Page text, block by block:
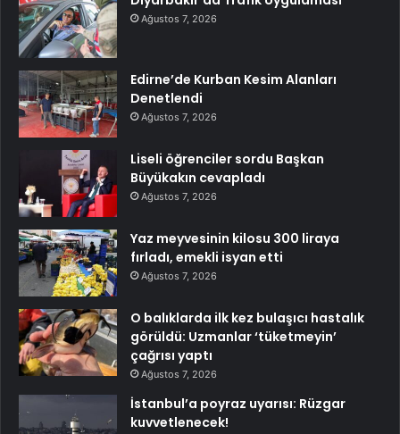
Ağustos 7, 2026
Edirne’de Kurban Kesim Alanları
Denetlendi
Ağustos 7, 2026
Liseli öğrenciler sordu Başkan
Büyükakın cevapladı
Ağustos 7, 2026
Yaz meyvesinin kilosu 300 liraya
fırladı, emekli isyan etti
Ağustos 7, 2026
O balıklarda ilk kez bulaşıcı hastalık
görüldü: Uzmanlar ‘tüketmeyin’
çağrısı yaptı
Ağustos 7, 2026
İstanbul’a poyraz uyarısı: Rüzgar
kuvvetlenecek!